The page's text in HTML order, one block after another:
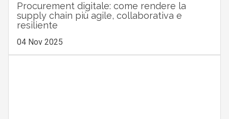
Procurement digitale: come rendere la
supply chain più agile, collaborativa e
resiliente
04 Nov 2025